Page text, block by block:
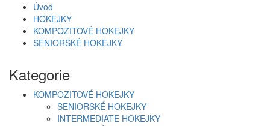
Úvod
HOKEJKY
KOMPOZITOVÉ HOKEJKY
SENIORSKÉ HOKEJKY
Kategorie
KOMPOZITOVÉ HOKEJKY
SENIORSKÉ HOKEJKY
INTERMEDIATE HOKEJKY